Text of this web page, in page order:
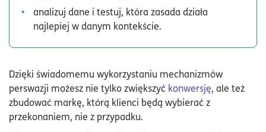
analizuj dane i testuj, która zasada działa
najlepiej w danym kontekście.
Dzięki świadomemu wykorzystaniu mechanizmów
perswazji możesz nie tylko zwiększyć konwersję, ale też
zbudować markę, którą klienci będą wybierać z
przekonaniem, nie z przypadku.